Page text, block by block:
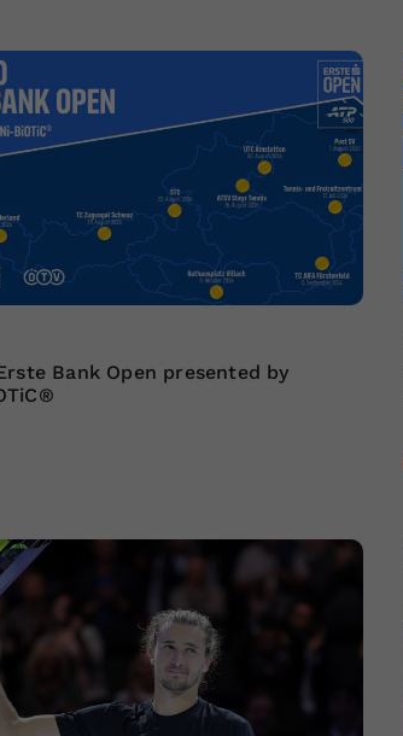
Bank Open presented by